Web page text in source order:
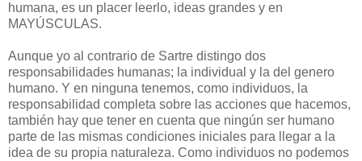
humana, es un placer leerlo, ideas grandes y en
MAYÚSCULAS.
Aunque yo al contrario de Sartre distingo dos
responsabilidades humanas; la individual y la del genero
humano. Y en ninguna tenemos, como individuos, la
responsabilidad completa sobre las acciones que hacemos,
también hay que tener en cuenta que ningún ser humano
parte de las mismas condiciones iniciales para llegar a la
idea de su propia naturaleza. Como individuos no podemos